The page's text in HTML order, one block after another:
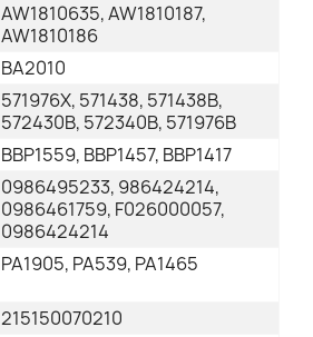
AW1810635, AW1810187,
AW1810186
BA2010
571976X, 571438, 571438B,
572430B, 572340B, 571976B
BBP1559, BBP1457, BBP1417
0986495233, 986424214,
0986461759, F026000057,
0986424214
PA1905, PA539, PA1465
215150070210